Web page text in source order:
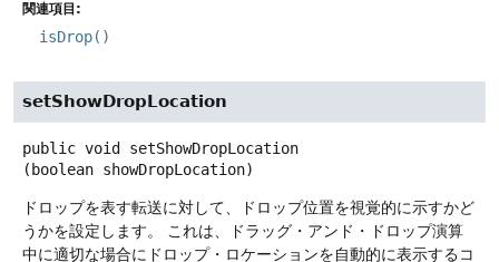
関連項目:
isDrop()
setShowDropLocation
public void
setShowDropLocation
(boolean showDropLocation)
ドロップを表す転送に対して、ドロップ位置を視覚的に示すかど
うかを設定します。
これは、ドラッグ・アンド・ドロップ演算
中に適切な場合にドロップ・ロケーションを自動的に表示するコ